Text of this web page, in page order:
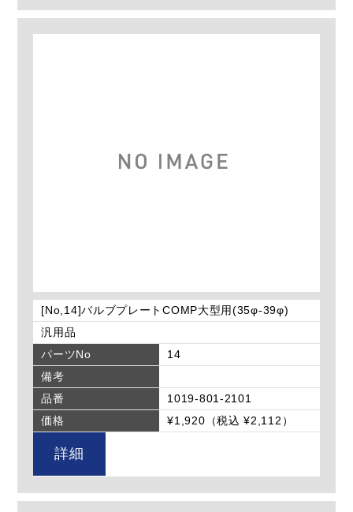
[No,14]バルブプレートCOMP大型用(35φ-39φ)
汎用品
パーツNo
14
備考
品番
1019-801-2101
価格
¥1,920（税込 ¥2,112）
詳細